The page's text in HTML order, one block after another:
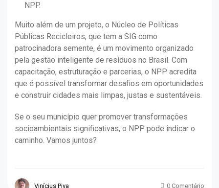
NPP.
Muito além de um projeto, o Núcleo de Políticas
Públicas Recicleiros, que tem a SIG como
patrocinadora semente, é um movimento organizado
pela gestão inteligente de resíduos no Brasil. Com
capacitação, estruturação e parcerias, o NPP acredita
que é possível transformar desafios em oportunidades
e construir cidades mais limpas, justas e sustentáveis.
Se o seu município quer promover transformações
socioambientais significativas, o NPP pode indicar o
caminho. Vamos juntos?
Vinícius Piva 0 Comentário